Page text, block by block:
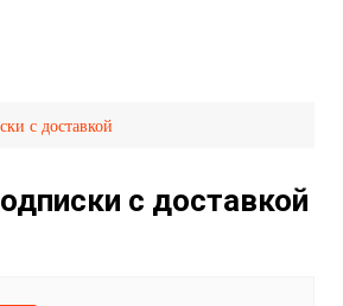
с доставкой
с доставкой